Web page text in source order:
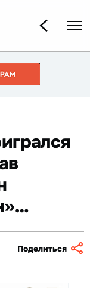
Поделиться